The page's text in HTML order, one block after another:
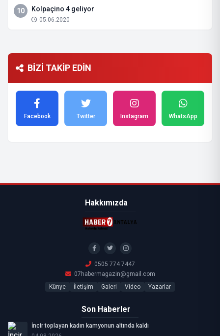
10 Kolpaçino 4 geliyor
05.06.2020
BİZİ TAKİP EDİN
Facebook Twitter Instagram WhatsApp
Hakkımızda
0505 774 7447
07habermagazin@gmail.com
Künye
İletişim Galeri Video Yazarlar
Son Haberler
İncir toplayan kadın kamyonun altında kaldı